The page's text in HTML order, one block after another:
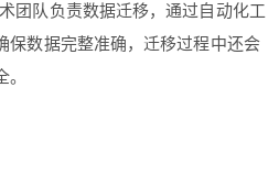
团队负责数据迁移，通过自动化工
保数据完整准确，迁移过程中还会